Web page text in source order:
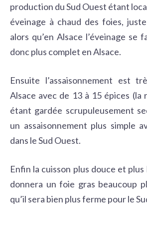
production du Sud Ouest étant
éveinage à chaud des foies, juste
alors qu’en Alsace l’éveinage se
donc plus complet en Alsace.
Ensuite l’assaisonnement est
Alsace avec de 13 à 15 épices
étant gardée scrupuleusement
un assaisonnement plus simple
dans le Sud Ouest.
Enfin la cuisson plus douce et
donnera un foie gras beaucoup
qu’il sera bien plus ferme pour le